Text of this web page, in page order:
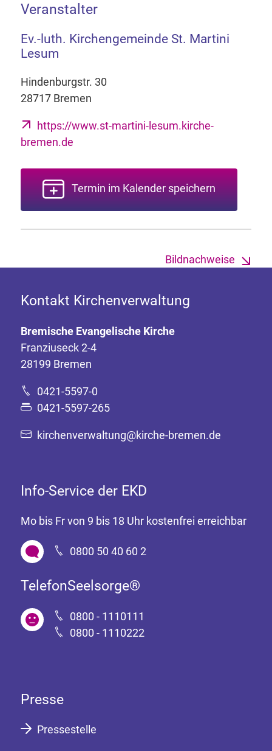
Veranstalter
Ev.-luth. Kirchengemeinde St. Martini
Lesum
Hindenburgstr. 30
28717 Bremen
https://www.st-martini-lesum.kirche-
bremen.de
Termin im Kalender speichern
Bildnachweise
Kontakt Kirchenverwaltung
Bremische Evangelische Kirche
Franziuseck 2-4
28199 Bremen
0421-5597-0
0421-5597-265
kirchenverwaltung@kirche-bremen.de
Info-Service der EKD
Mo bis Fr von 9 bis 18 Uhr kostenfrei erreichbar
0800 50 40 60 2
TelefonSeelsorge®
0800 - 1110111
0800 - 1110222
Presse
Pressestelle